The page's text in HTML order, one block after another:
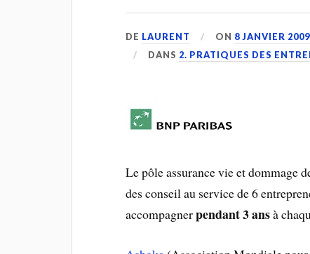
DE LAURENT ON 8 JANVIER 2009
DANS 2. PRATIQUES DES
Le pôle assurance vie et dommage
des conseil au service de 6
accompagnerpendant 3 ansà